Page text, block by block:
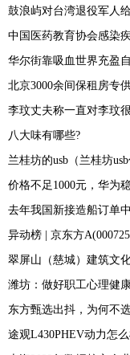
鼓浪屿对台湾退役军人
华尔街靠吸血世界充盈
北京3000余间保租房专
李玟丈夫称一直对李玟
八大味有哪些?
兰桂坊的usb（兰桂坊usb
价格不足1000元，华为
去年我国新接造船订单
异动榜 | 京东方
翠屏山（慈城）建筑文
潍坊：做好职工心理健
东方甄选出抖，为何不
途观L430PHEV动力怎